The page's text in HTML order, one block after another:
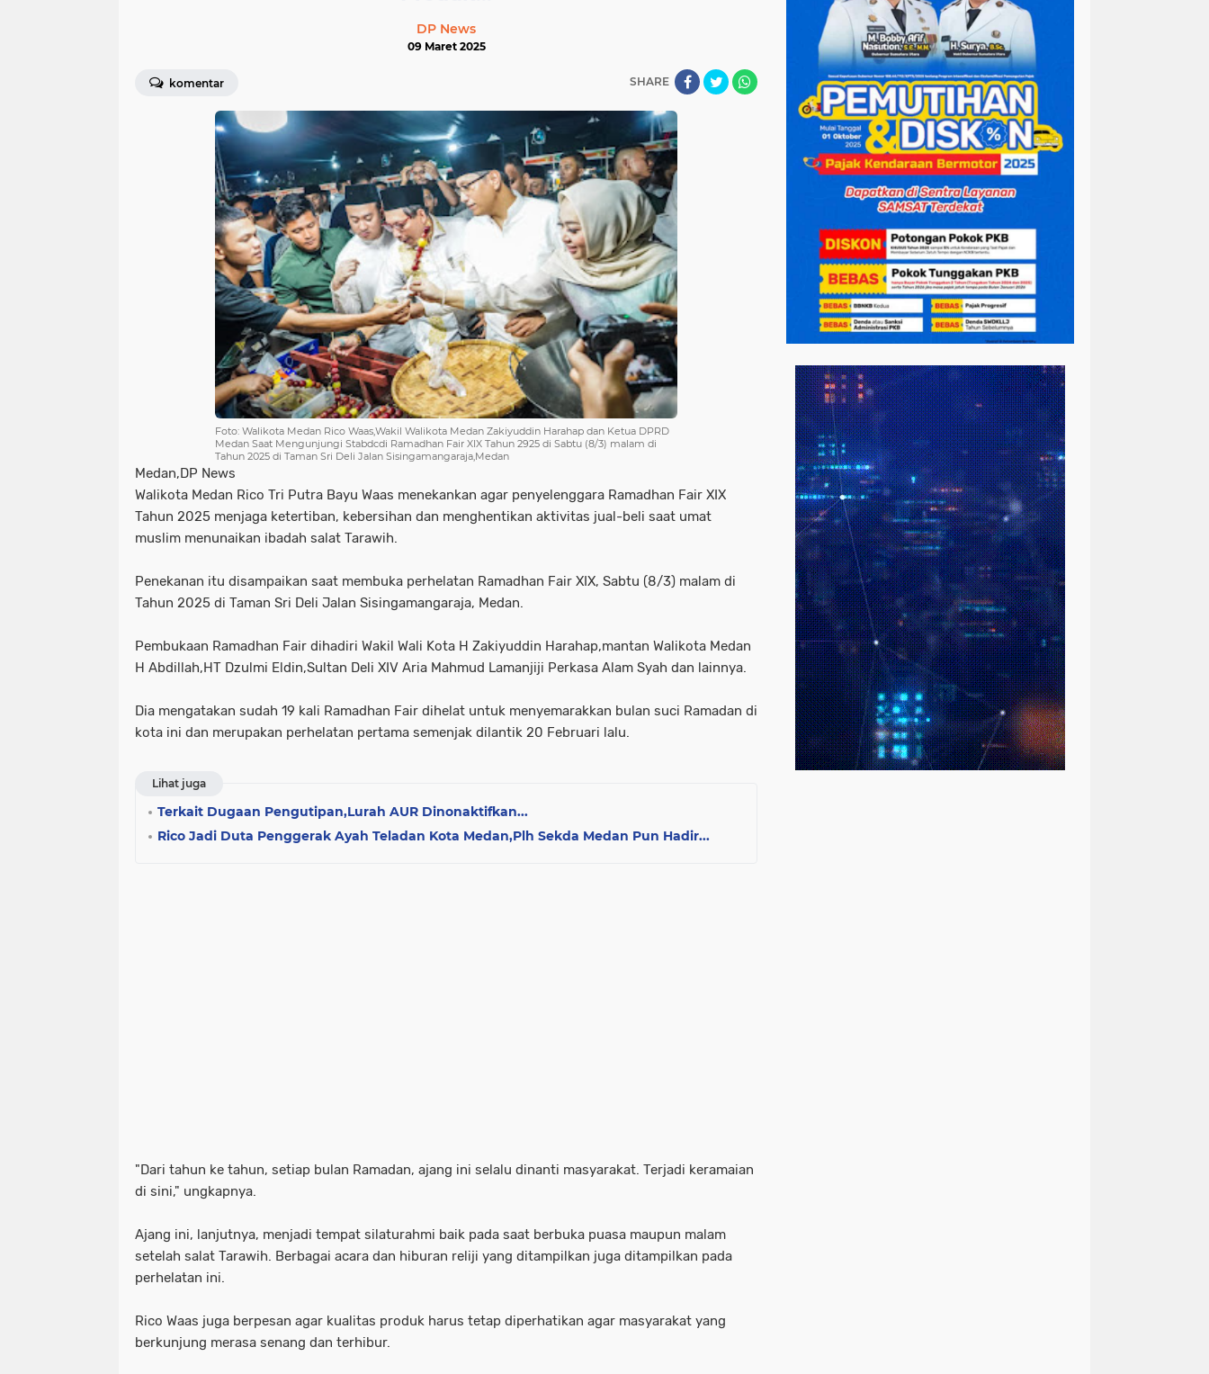
DP News
09 Maret 2025
komentar SHARE
Foto: Walikota Medan Rico Waas,Wakil Walikota Medan Zakiyuddin Harahap dan Ketua DPRD
Medan Saat Mengunjungi Stabdcdi Ramadhan Fair XIX Tahun 2925 di Sabtu (8/3) malam di
Tahun 2025 di Taman Sri Deli Jalan Sisingamangaraja,Medan
Medan,DP News
Walikota Medan Rico Tri Putra Bayu Waas menekankan agar penyelenggara Ramadhan Fair XIX
Tahun 2025 menjaga ketertiban, kebersihan dan menghentikan aktivitas jual-beli saat umat
muslim menunaikan ibadah salat Tarawih.
Penekanan itu disampaikan saat membuka perhelatan Ramadhan Fair XIX, Sabtu (8/3) malam di
Tahun 2025 di Taman Sri Deli Jalan Sisingamangaraja, Medan.
Pembukaan Ramadhan Fair dihadiri Wakil Wali Kota H Zakiyuddin Harahap,mantan Walikota Medan
H Abdillah,HT Dzulmi Eldin,Sultan Deli XIV Aria Mahmud Lamanjiji Perkasa Alam Syah dan lainnya.
Dia mengatakan sudah 19 kali Ramadhan Fair dihelat untuk menyemarakkan bulan suci Ramadan di
kota ini dan merupakan perhelatan pertama semenjak dilantik 20 Februari lalu.
Lihat juga
Terkait Dugaan Pengutipan,Lurah AUR Dinonaktifkan...
Rico Jadi Duta Penggerak Ayah Teladan Kota Medan,Plh Sekda Medan Pun Hadir...
"Dari tahun ke tahun, setiap bulan Ramadan, ajang ini selalu dinanti masyarakat. Terjadi keramaian
di sini," ungkapnya.
Ajang ini, lanjutnya, menjadi tempat silaturahmi baik pada saat berbuka puasa maupun malam
setelah salat Tarawih. Berbagai acara dan hiburan reliji yang ditampilkan juga ditampilkan pada
perhelatan ini.
Rico Waas juga berpesan agar kualitas produk harus tetap diperhatikan agar masyarakat yang
berkunjung merasa senang dan terhibur.